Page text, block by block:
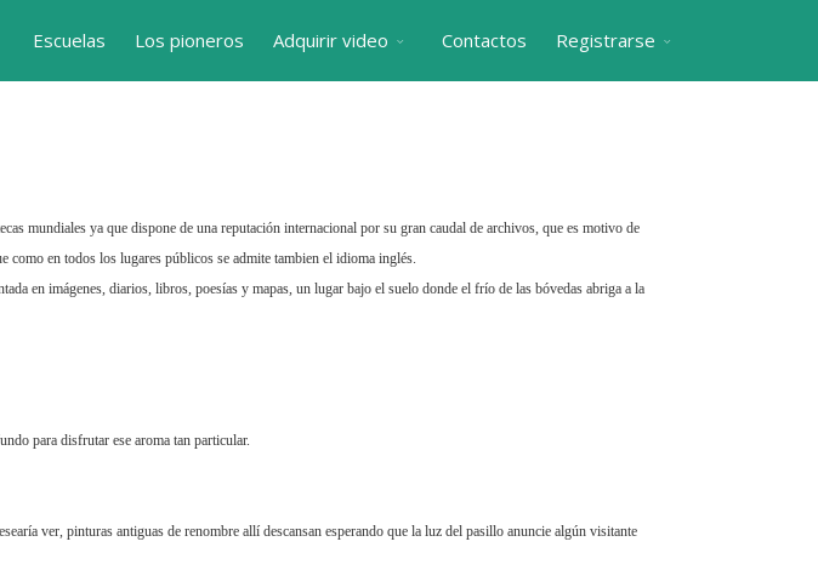
Escuelas Los pioneros Adquirir video Contactos Registrarse
mundiales ya que dispone de una reputación internacional por su gran caudal de archivos, que es motivo de
como en todos los lugares públicos se admite tambien el idioma inglés.
en imágenes, diarios, libros, poesías y mapas, un lugar bajo el suelo donde el frío de las bóvedas abriga a la
para disfrutar ese aroma tan particular.
ver, pinturas antiguas de renombre allí descansan esperando que la luz del pasillo anuncie algún visitante